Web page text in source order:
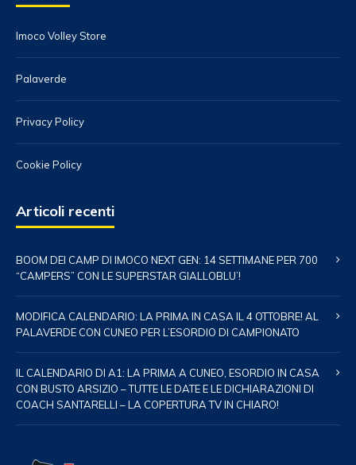
Imoco Volley Store
Palaverde
Privacy Policy
Cookie Policy
Articoli recenti
BOOM DEI CAMP DI IMOCO NEXT GEN: 14 SETTIMANE PER 700
“CAMPERS” CON LE SUPERSTAR GIALLOBLU’!
MODIFICA CALENDARIO: LA PRIMA IN CASA IL 4 OTTOBRE! AL
PALAVERDE CON CUNEO PER L’ESORDIO DI CAMPIONATO
IL CALENDARIO DI A1: LA PRIMA A CUNEO, ESORDIO IN CASA
CON BUSTO ARSIZIO – TUTTE LE DATE E LE DICHIARAZIONI DI
COACH SANTARELLI – LA COPERTURA TV IN CHIARO!